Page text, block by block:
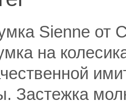
Sienne от
на
Застежка